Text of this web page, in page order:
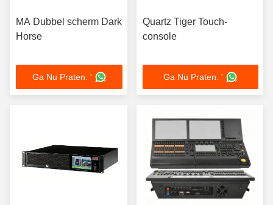
MA Dubbel scherm Dark
Horse
Ga Nu Praten. '
Quartz Tiger Touch-
console
Ga Nu Praten. '